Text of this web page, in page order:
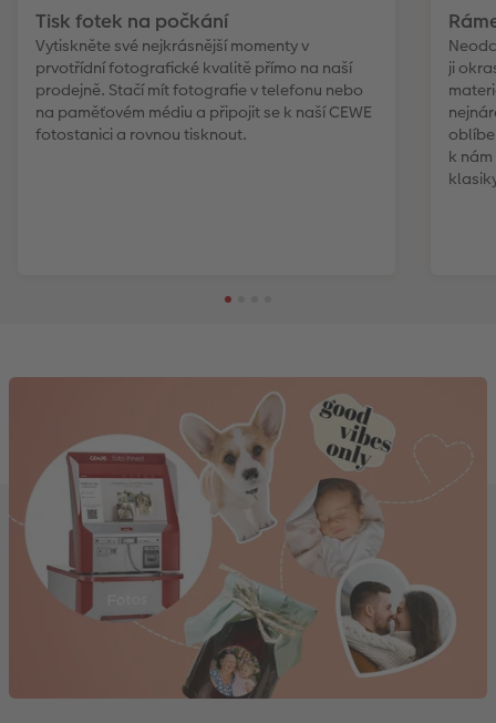
Tisk fotek na počkání
Vytiskněte své nejkrásnější momenty v
prvotřídní fotografické kvalitě přímo na naší
prodejně. Stačí mít fotografie v telefonu nebo
na paměťovém médiu a připojit se k naší CEWE
fotostanici a rovnou tisknout.
ji
k